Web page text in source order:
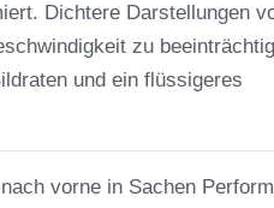
Dichtere Darstellungen
zu
und ein flüssigeres
vorne in Sachen